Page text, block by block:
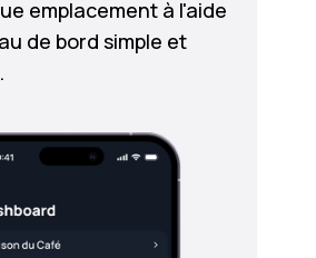
emplacement à l'aide
de bord simple et